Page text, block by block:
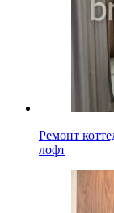
Ремонт
лофт